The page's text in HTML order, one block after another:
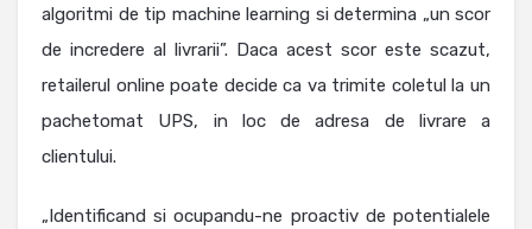
algoritmi de tip machine learning si determina „un scor
de incredere al livrarii”. Daca acest scor este scazut,
retailerul online poate decide ca va trimite coletul la un
pachetomat UPS, in loc de adresa de livrare a
clientului.
„Identificand si ocupandu-ne proactiv de potentialele